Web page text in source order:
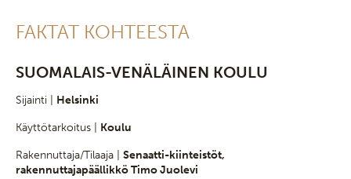
FAKTAT KOHTEESTA
SUOMALAIS-VENÄLÄINEN KOULU
Sijainti | Helsinki
Käyttötarkoitus | Koulu
Rakennuttaja/Tilaaja | Senaatti-kiinteistöt,
rakennuttajapäällikkö Timo Juolevi